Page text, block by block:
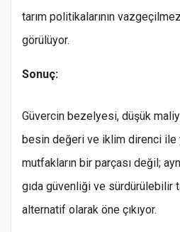
tarım politikalarının
görülüyor.
Sonuç:
Güvercin bezelyesi, düşük
besin değeri ve iklim direnci ile
mutfakların bir parçası değil;
gıda güvenliği ve sürdürülebilir
alternatif olarak öne çıkıyor.